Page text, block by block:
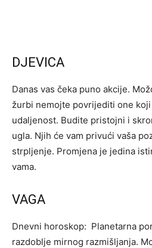
DJEVICA
Danas vas čeka puno akcije.
žurbi nemojte povrijediti one
udaljenost. Budite pristojni i
ugla. Njih će vam privući vaša
strpljenje. Promjena je jedina
vama.
VAGA
Dnevni horoskop: Planetarna
razdoblje mirnog razmišljanja.